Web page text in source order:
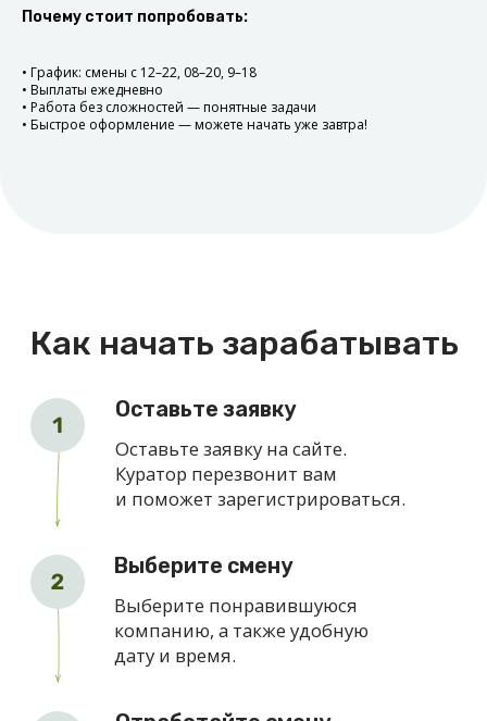
Почему стоит попробовать:
• График: смены с 12–22, 08–20, 9–18
• Выплаты ежедневно
• Работа без сложностей — понятные задачи
• Быстрое оформление — можете начать уже завтра!
В течение суток после смены
Карта для получения
средств
платформу ОВорк.
Гражданство РФ
Что нужно для работы
Статус самозанятого
Наши партнеры